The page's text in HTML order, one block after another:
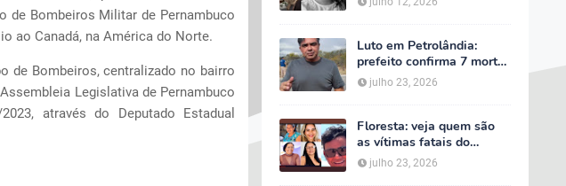
de Bombeiros Militar de Pernambuco
ao Canadá, na América do Norte.
de Bombeiros, centralizado no bairro
Legislativa de Pernambuco
através do Deputado Estadual
multidão que caminhou ao
Luto em Petrolândia:
prefeito confirma 7 mortes
e 4 feridos em tragédia
com van do TFD e decreta
julho 23, 2026
Floresta: veja quem são
as vítimas fatais do
acidente entre van do TFD
e caminhão na PE-360
julho 23, 2026